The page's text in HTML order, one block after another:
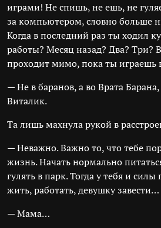
играми! Не спишь, не ешь, не
за компьютером, словно больше
Когда в последний раз ты ходил
работы? Месяц назад? Два?
проходит мимо, пока ты играешь
— Не в баранов, а во Врата
Виталик.
Та лишь махнула рукой в
— Неважно. Важно то, что тебе
жизнь. Начать нормально
гулять в парк. Тогда у тебя и
жить, работать, девушку завести…
— Мама…